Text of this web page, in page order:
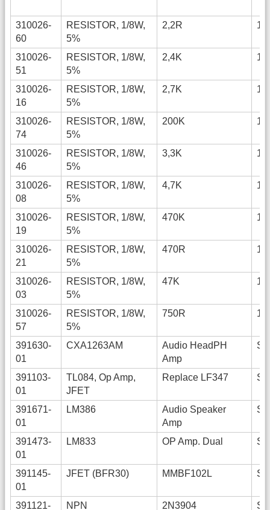
310026-
60
RESISTOR, 1/8W,
5%
2,2R
310026-
51
RESISTOR, 1/8W,
5%
2,4K
310026-
16
RESISTOR, 1/8W,
5%
2,7K
310026-
74
RESISTOR, 1/8W,
5%
200K
310026-
46
RESISTOR, 1/8W,
5%
3,3K
310026-
08
RESISTOR, 1/8W,
5%
4,7K
310026-
19
RESISTOR, 1/8W,
5%
470K
310026-
21
RESISTOR, 1/8W,
5%
470R
310026-
03
RESISTOR, 1/8W,
5%
47K
310026-
57
RESISTOR, 1/8W,
5%
750R
391630-
01
CXA1263AM
Audio HeadPH
Amp
391103-
01
TL084, Op Amp,
JFET
Replace LF347
391671-
01
LM386
Audio Speaker
Amp
391473-
01
LM833 OP Amp. Dual
391145-
01
JFET (BFR30) MMBF102L
391121-
NPN 2N3904